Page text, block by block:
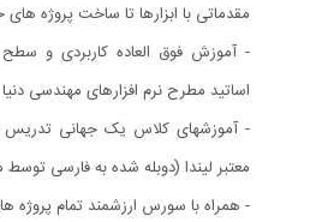
مقدماتی با ابزارها تا ساخت پروژه های
- آموزش فوق العاده کاربردی و
اساتید مطرح نرم افزارهای مهندسی دنیا
- آموزشهای کلاس یک جهانی
معتبر لیندا (دوبله شده به فارسی
- همراه با سورس ارزشمند تمام پروژه